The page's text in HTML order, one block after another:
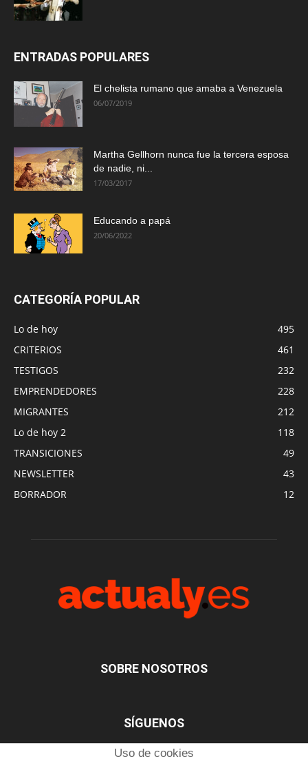
ENTRADAS POPULARES
El chelista rumano que amaba a Venezuela
06/07/2019
Martha Gellhorn nunca fue la tercera esposa
de nadie, ni...
17/03/2017
Educando a papá
20/06/2022
CATEGORÍA POPULAR
Lo de hoy
495
CRITERIOS
461
TESTIGOS
232
EMPRENDEDORES
228
MIGRANTES
212
Lo de hoy 2
118
TRANSICIONES
49
NEWSLETTER
43
BORRADOR
12
SOBRE NOSOTROS
SÍGUENOS
Uso de cookies